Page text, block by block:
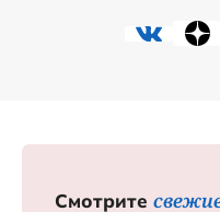
Смотрите